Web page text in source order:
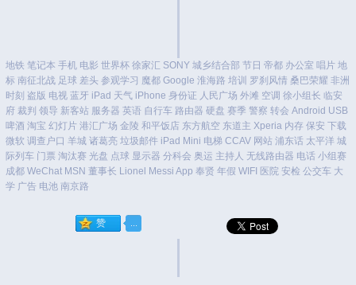
地铁 笔记本 手机 电影 世界杯 徐家汇 SONY 城乡结合部 节日 帝都 办公室 唱片 地
标 南征北战 足球 差头 参观学习 魔都 Google 淮海路 培训 罗刹风情 桑巴荣耀 非洲
时刻 盗版 电视 蓝牙 iPad 天气 iPhone 身份证 人民广场 外滩 空调 徐小组长 临安
府 裁判 领导 新客站 服务器 英语 自行车 路由器 硬盘 赛季 警察 转会 Android USB
啤酒 淘宝 幻灯片 港汇广场 金陵 和平饭店 东方航空 东道主 Xperia 内存 保安 下载
微软 调查户口 羊城 诸葛亮 垃圾邮件 iPad Mini 电梯 CCAV 网站 浦东话 太平洋 城
际列车 门票 淘汰赛 光盘 点球 显示器 分科会 奥运 主持人 无线路由器 电话 小组赛
成都 WeChat MSN 董事长 Lionel Messi App 奉贤 年假 WIFI 医院 安检 公交车 大
学 广告 电池 南京路